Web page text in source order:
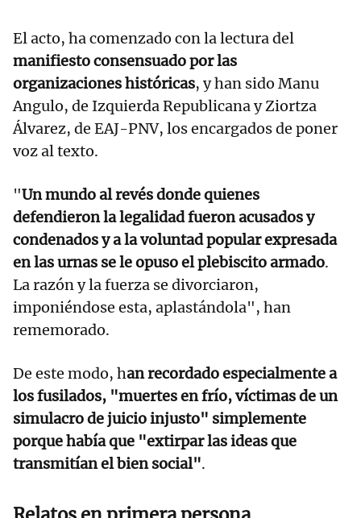
El acto, ha comenzado con la lectura del
manifiesto consensuado por las
organizaciones históricas, y han sido Manu
Angulo, de Izquierda Republicana y Ziortza
Álvarez, de EAJ-PNV, los encargados de poner
voz al texto.
"Un mundo al revés donde quienes
defendieron la legalidad fueron acusados y
condenados y a la voluntad popular expresada
en las urnas se le opuso el plebiscito armado.
La razón y la fuerza se divorciaron,
imponiéndose esta, aplastándola", han
rememorado.
De este modo, han recordado especialmente a
los fusilados, "muertes en frío, víctimas de un
simulacro de juicio injusto" simplemente
porque había que "extirpar las ideas que
transmitían el bien social".